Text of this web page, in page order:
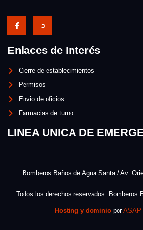
Enlaces de Interés
Cierre de establecimientos
Permisos
Envio de oficios
Farmacias de turno
LINEA UNICA DE
Bomberos Baños de Agua Santa / Av.
Todos los derechos reservados. Bomberos
Hosting y dominio porASAP